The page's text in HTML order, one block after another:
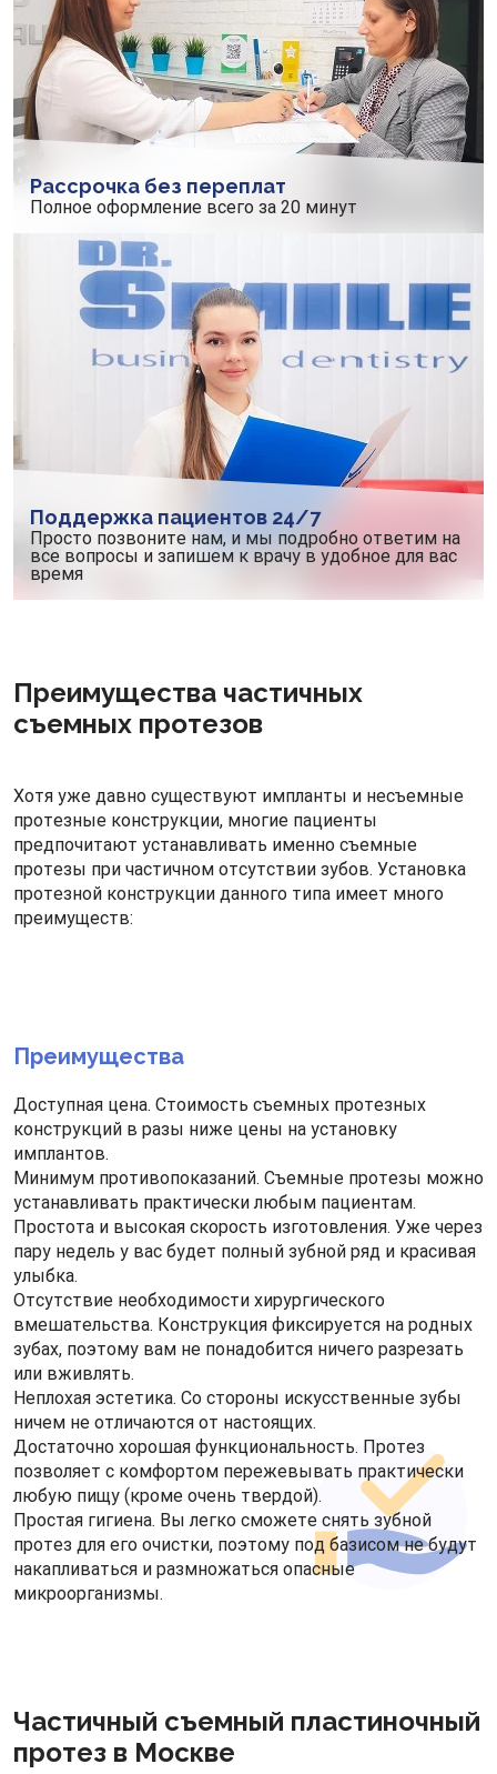
Рассрочка без переплат
Полное оформление всего за 20 минут
Поддержка пациентов 24/7
Просто позвоните нам, и мы подробно ответим на
все вопросы и запишем к врачу в удобное для вас
время
Преимущества частичных
съемных протезов
Хотя уже давно существуют импланты и несъемные
протезные конструкции, многие пациенты
предпочитают устанавливать именно съемные
протезы при частичном отсутствии зубов. Установка
протезной конструкции данного типа имеет много
преимуществ:
Преимущества
Доступная цена. Стоимость съемных протезных
конструкций в разы ниже цены на установку
имплантов.
Минимум противопоказаний. Съемные протезы можно
устанавливать практически любым пациентам.
Простота и высокая скорость изготовления. Уже через
пару недель у вас будет полный зубной ряд и красивая
улыбка.
Отсутствие необходимости хирургического
вмешательства. Конструкция фиксируется на родных
зубах, поэтому вам не понадобится ничего разрезать
или вживлять.
Неплохая эстетика. Со стороны искусственные зубы
ничем не отличаются от настоящих.
Достаточно хорошая функциональность. Протез
позволяет с комфортом пережевывать практически
любую пищу (кроме очень твердой).
Простая гигиена. Вы легко сможете снять зубной
протез для его очистки, поэтому под базисом не будут
накапливаться и размножаться опасные
микроорганизмы.
Частичный съемный пластиночный
протез в Москве